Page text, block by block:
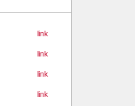
link
link
link
link